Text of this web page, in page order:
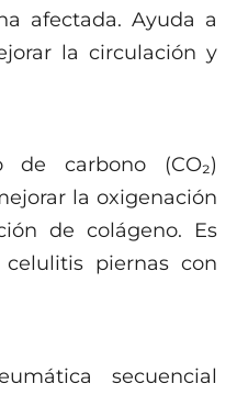
afectada. Ayuda a
la circulación y
de carbono (CO₂)
la oxigenación
de colágeno. Es
piernas con
secuencial